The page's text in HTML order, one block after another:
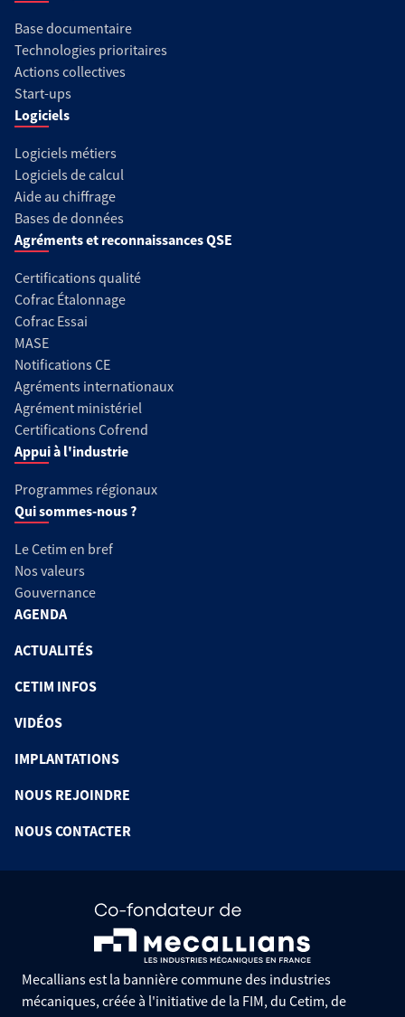
Base documentaire
Technologies prioritaires
Actions collectives
Start-ups
Logiciels
Logiciels métiers
Logiciels de calcul
Aide au chiffrage
Bases de données
Agréments et reconnaissances QSE
Certifications qualité
Cofrac Étalonnage
Cofrac Essai
MASE
Notifications CE
Agréments internationaux
Agrément ministériel
Certifications Cofrend
Appui à l'industrie
Programmes régionaux
Qui sommes-nous ?
Le Cetim en bref
Nos valeurs
Gouvernance
AGENDA
ACTUALITÉS
CETIM INFOS
VIDÉOS
IMPLANTATIONS
NOUS REJOINDRE
NOUS CONTACTER
Mecallians est la bannière commune des industries
mécaniques, créée à l'initiative de la FIM, du Cetim, de